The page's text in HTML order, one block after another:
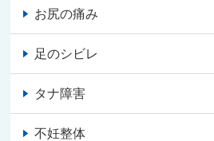
お尻の痛み
足のシビレ
タナ障害
不妊整体